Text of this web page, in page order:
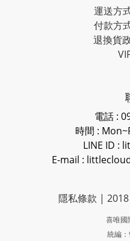
運送方
付款方
退換貨
電話 :
時間 :
LINE ID :
E-mail :
隱私條款 |
喜唯國
統編